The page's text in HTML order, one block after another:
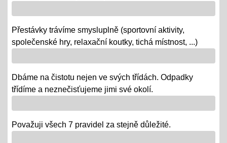
Výlety tříd, exkurze
12.06.2018
- od 18. 6. se "chystají" třídy za novými poznatky a
"Maturity" - IX.
06.06.2018
- 6. a 7. 6. = volná témata v prezentacích a "ústní" /
volba otázky - závěrečné zkoušky IX.
Přestávky trávíme smysluplně (sportovní aktivity,
společenské hry, relaxační koutky, tichá místnost, ...)
Dbáme na čistotu nejen ve svých třídách. Odpadky
třídíme a neznečisťujeme jimi své okolí.
Považuji všech 7 pravidel za stejně důležité.